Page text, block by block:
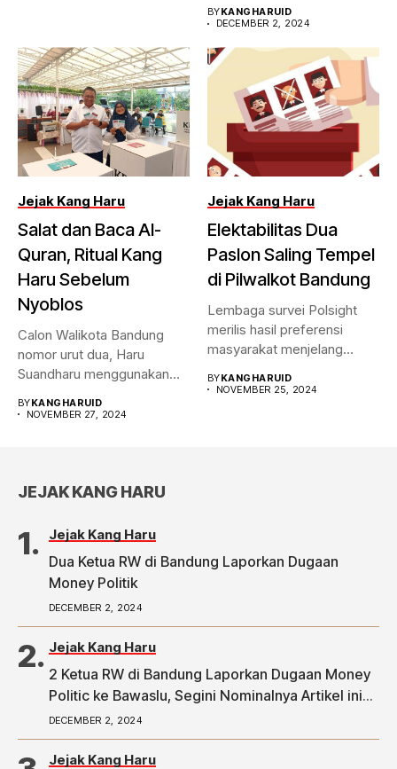
BYKANGHARUID
DECEMBER 2, 2024
Jejak Kang Haru
Salat dan Baca Al-
Quran, Ritual Kang
Haru Sebelum
Nyoblos
Calon Walikota Bandung
nomor urut dua, Haru
Suandharu menggunakan
BYKANGHARUID
NOVEMBER 27, 2024
Jejak Kang Haru
Elektabilitas Dua
Paslon Saling Tempel
di Pilwalkot Bandung
Lembaga survei Polsight
merilis hasil preferensi
masyarakat menjelang
Hasilnya,...
BYKANGHARUID
NOVEMBER 25, 2024
JEJAK KANG HARU
Jejak Kang Haru
Dua Ketua RW di Bandung Laporkan Dugaan
Money Politik
DECEMBER 2, 2024
Jejak Kang Haru
2 Ketua RW di Bandung Laporkan Dugaan Money
Politic ke Bawaslu, Segini Nominalnya Artikel ini
telah tayang di Tribunpriangan.com dengan judul
2 Ketua RW di Bandung Laporkan Dugaan Money
Politic ke Bawaslu, Segini Nominalnya,
DECEMBER 2, 2024
Jejak Kang Haru